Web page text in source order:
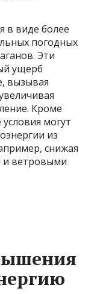
в виде более
погодных
Эти
ущерб
вызывая
Кроме
могут
из
снижая
и ветровыми